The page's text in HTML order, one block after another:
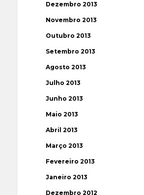
Dezembro 2013
Novembro 2013
Outubro 2013
Setembro 2013
Agosto 2013
Julho 2013
Junho 2013
Maio 2013
Abril 2013
Março 2013
Fevereiro 2013
Janeiro 2013
Dezembro 2012